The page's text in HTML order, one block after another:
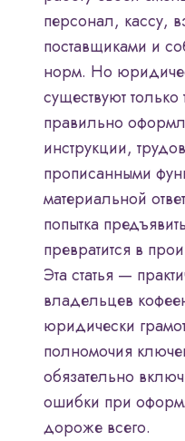
персонал, кассу,
поставщиками и
норм. Но
существуют
правильно
инструкции,
прописанными
материальной
попытка
превратится в
Эта статья —
владельцев
юридически
полномочия
обязательно
ошибки при
дороже всего.